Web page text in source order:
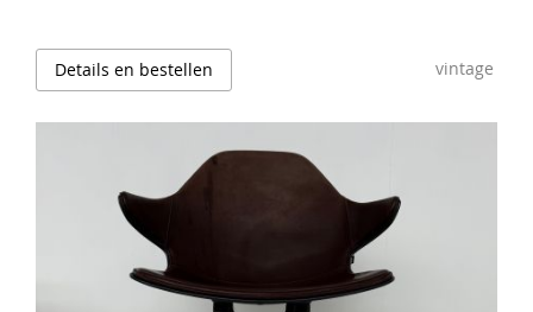
Details en bestellen vintage